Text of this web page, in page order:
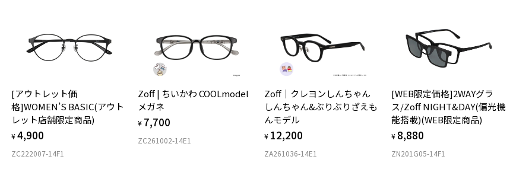
商品詳細ページへ
お気に入り
お気に入りに追加済です。
お気に入りリストはこちら
Princess Series Classic Line(アリエル)
商品番号：ZP191003-23A1/フレームカラー：レッド/単価：￥11,100
※人気商品に関しては、メール配信後、即完売する場合がございますの
でご了承ください。お持ちのZoffメガネサイズを確認するには？
仕上がり寸法
D 仕上がりの横幅：約130mm
E 仕上がりの縦幅：約34mm
安心2 視力測定無料
視力の変化を早めに発見するために、定期的な視力測定をおす
すめいたします。
安心3 かかり具合調整無料
フレームの歪みやかかり具合の調整・クリーニングは、全国の
Zoff店舗にていつでも対応いたします。
＜メガネの度数情報がわからない方へ＞
オンラインストアでフレームのみ購入して、
ご購入時に「レンズ交換券」をお選びいただくと、実店舗で度数を測定
のうえ、
度付きレンズ（標準セットレンズ）へ無料交換いただけます。
詳しくはこちら
実店舗で度数を測定いただけます
[アウトレット価
格]WOMEN’S BASIC(アウト
レット店舗限定商品)
¥4,900
ZC222007-14F1
Zoff | ちいかわ COOLmodel
メガネ
¥ 7,700
ZC261002-14E1
Zoff｜クレヨンしんちゃん
しんちゃん&ぶりぶりざえも
んモデル
¥ 12,200
ZA261036-14E1
[WEB限定価格]2WAYグラ
ス/Zoff NIGHT&DAY(偏光機
能搭載)(WEB限定商品)
¥ 8,880
ZN201G05-14F1